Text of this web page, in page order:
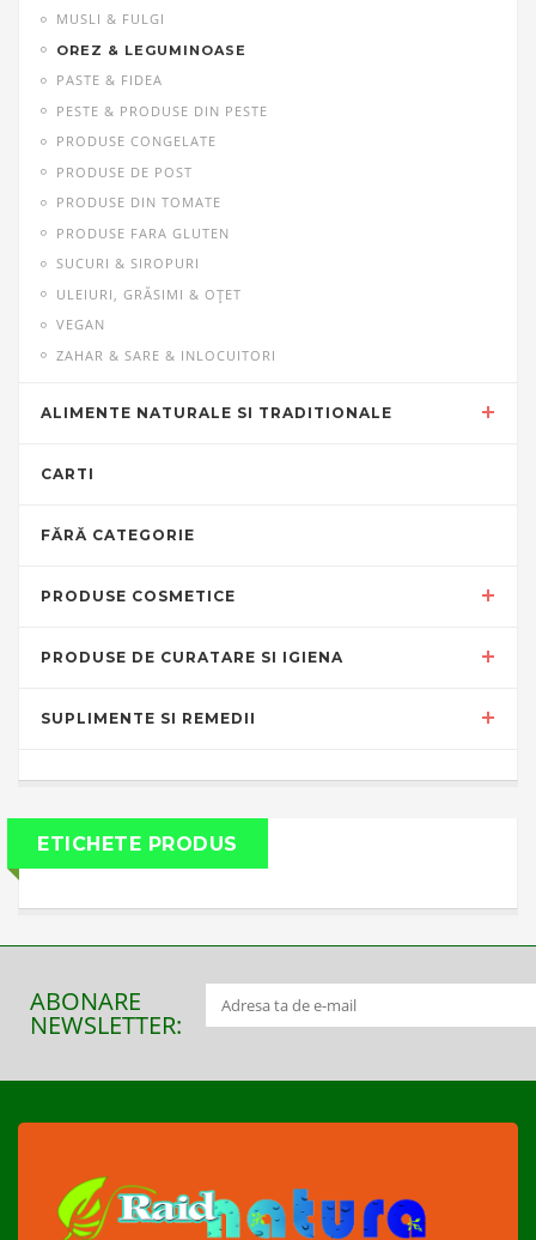
MUSLI & FULGI
OREZ & LEGUMINOASE
PASTE & FIDEA
PESTE & PRODUSE DIN PESTE
PRODUSE CONGELATE
PRODUSE DE POST
PRODUSE DIN TOMATE
PRODUSE FARA GLUTEN
SUCURI & SIROPURI
ULEIURI, GRĂSIMI & OŢET
VEGAN
ZAHAR & SARE & INLOCUITORI
ALIMENTE NATURALE SI TRADITIONALE
CARTI
FĂRĂ CATEGORIE
PRODUSE COSMETICE
PRODUSE DE CURATARE SI IGIENA
SUPLIMENTE SI REMEDII
ETICHETE PRODUS
ABONARE
NEWSLETTER: